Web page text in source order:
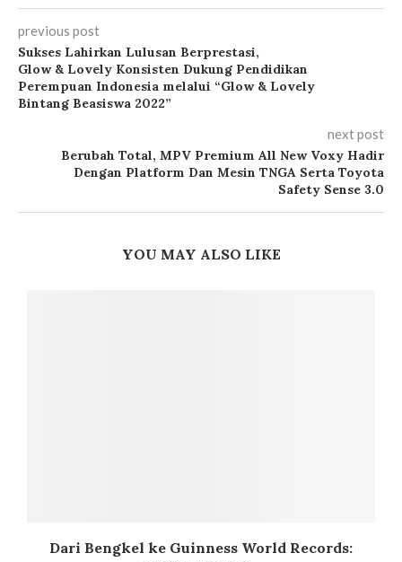
previous post
Sukses Lahirkan Lulusan Berprestasi,
Glow & Lovely Konsisten Dukung Pendidikan
Perempuan Indonesia melalui “Glow & Lovely
Bintang Beasiswa 2022”
next post
Berubah Total, MPV Premium All New Voxy Hadir
Dengan Platform Dan Mesin TNGA Serta Toyota
Safety Sense 3.0
YOU MAY ALSO LIKE
Dari Bengkel ke Guinness World Records: